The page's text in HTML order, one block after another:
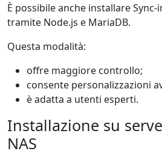
È possibile anche installare
tramite Node.js e MariaDB.
Questa modalità:
offre maggiore controllo;
consente personalizzazioni
è adatta a utenti esperti.
Installazione su
NAS